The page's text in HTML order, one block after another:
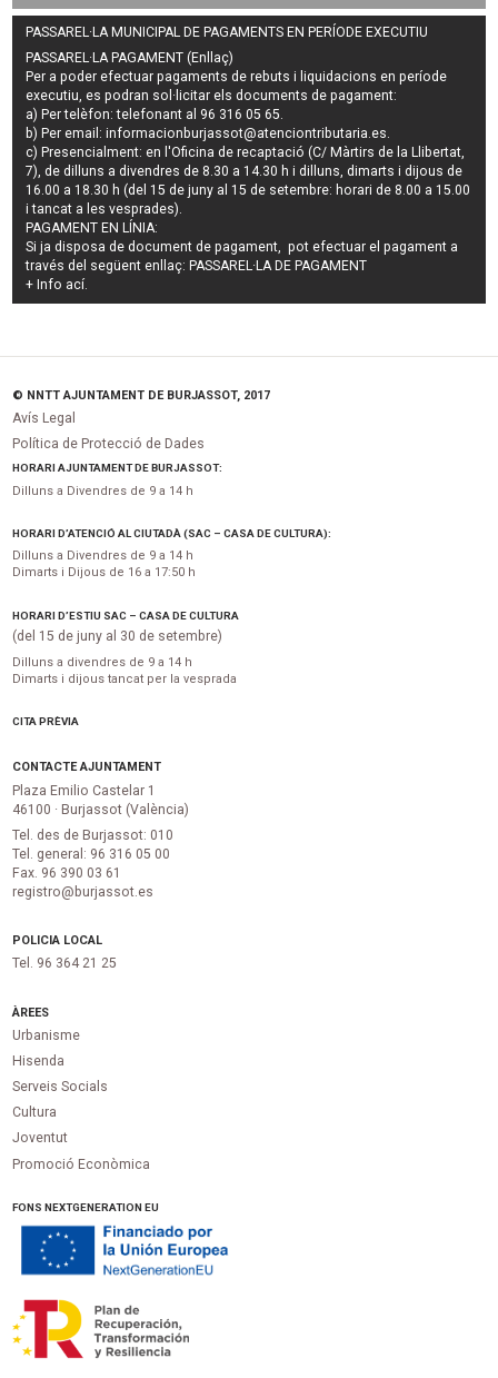
PASSAREL·LA MUNICIPAL DE PAGAMENTS EN PERÍODE EXECUTIU
PASSAREL·LA PAGAMENT (Enllaç)
Per a poder efectuar pagaments derebuts i liquidacions en període
executiu, es podran sol·licitar els documents de pagament:
a) Per telèfon: telefonant al 96 316 05 65.
b) Per email:informacionburjassot@atenciontributaria.es.
c) Presencialment: en l'Oficina de recaptació (C/ Màrtirs de la Llibertat,
7), de dilluns a divendres de 8.30 a 14.30 h i dilluns, dimarts i dijous de
16.00 a 18.30 h (del 15 de juny al 15 de setembre: horari de 8.00 a 15.00
i tancat a les vesprades).
PAGAMENT EN LÍNIA:
Si ja disposa de document de pagament, pot efectuar el pagament a
través del següent enllaç: PASSAREL·LA DE PAGAMENT
+ Info ací.
© NNTT AJUNTAMENT DE BURJASSOT, 2017
Avís Legal
Política de Protecció de Dades
HORARI AJUNTAMENT DE BURJASSOT:
Dilluns a Divendres de 9 a 14 h
HORARI D’ATENCIÓ AL CIUTADÀ (SAC – CASA DE CULTURA):
Dilluns a Divendres de 9 a 14 h
Dimarts i Dijous de 16 a 17:50 h
HORARI D’ESTIU SAC – CASA DE CULTURA
(del 15 de juny al 30 de setembre)
Dilluns a divendres de 9 a 14 h
Dimarts i dijous tancat per la vesprada
CITA PRÈVIA
CONTACTE AJUNTAMENT
Plaza Emilio Castelar 1
46100 · Burjassot (València)
Tel. des de Burjassot: 010
Tel. general: 96 316 05 00
Fax. 96 390 03 61
registro@burjassot.es
POLICIA LOCAL
Tel. 96 364 21 25
ÀREES
Urbanisme
Hisenda
Serveis Socials
Cultura
Joventut
Promoció Econòmica
FONS NEXTGENERATION EU